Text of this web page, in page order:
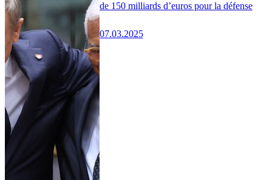
de 150 milliards d’euros pour la défense
07.03.2025